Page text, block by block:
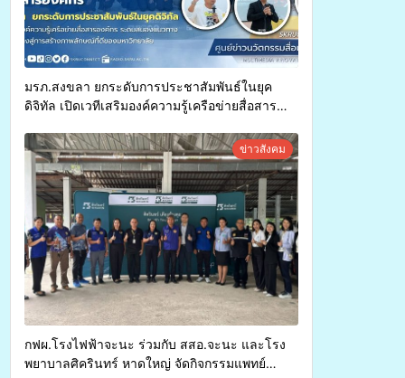
มรภ.สงขลา ยกระดับการประชาสัมพันธ์ในยุค
ดิจิทัล เปิดเวทีเสริมองค์ความรู้เครือข่ายสื่อสาร
การสร้างภาพลักษณ์ที่ดีของมหาวิทยาลัยข่าวสังคม
กฟผ.โรงไฟฟ้าจะนะ ร่วมกับ สสอ.จะนะ และโรง
พยาบาลศิครินทร์ หาดใหญ่ จัดกิจกรรมแพทย์